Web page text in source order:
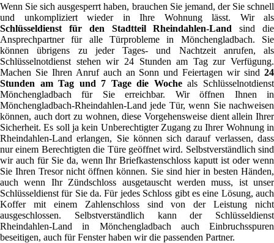
Wenn Sie sich ausgesperrt haben, brauchen Sie jemand, der Sie schnell
und unkompliziert wieder in Ihre Wohnung lässt. Wir als
Schlüsseldienst für den Stadtteil Rheindahlen-Land sind die
Ansprechpartner für alle Türprobleme in Mönchengladbach. Sie
können übrigens zu jeder Tages- und Nachtzeit anrufen, als
Schlüsselnotdienst stehen wir 24 Stunden am Tag zur Verfügung.
Machen Sie Ihren Anruf auch an Sonn und Feiertagen wir sind 24
Stunden am Tag und 7 Tage die Wocheals Schlüsselnotdienst
Mönchengladbach für Sie erreichbar. Wir öffnen Ihnen in
Mönchengladbach-Rheindahlen-Land jede Tür, wenn Sie nachweisen
können, auch dort zu wohnen, diese Vorgehensweise dient allein Ihrer
Sicherheit. Es soll ja kein Unberechtigter Zugang zu Ihrer Wohnung in
Rheindahlen-Land erlangen, Sie können sich darauf verlassen, dass
nur einem Berechtigten die Türe geöffnet wird. Selbstverständlich sind
wir auch für Sie da, wenn Ihr Briefkastenschloss kaputt ist oder wenn
Sie Ihren Tresor nicht öffnen können. Sie sind hier in besten Händen,
auch wenn Ihr Zündschloss ausgetauscht werden muss, ist unser
Schlüsseldienst für Sie da. Für jedes Schloss gibt es eine Lösung, auch
Koffer mit einem Zahlenschloss sind von der Leistung nicht
ausgeschlossen. Selbstverständlich kann der Schlüsseldienst
Rheindahlen-Land in Mönchengladbach auch Einbruchsspuren
beseitigen, auch für Fenster haben wir die passenden Partner.